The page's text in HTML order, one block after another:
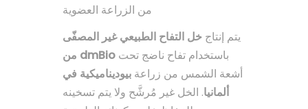
من الزراعة العضوية
يتم إنتاج خل التفاح الطبيعي غير المصفّى
من dmBio
أشعة الشمس من زراعة بيوديناميكية في
ألمانيا. الخل غير مُرشَّح ولا يتم تسخينه